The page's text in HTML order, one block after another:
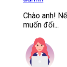
Chào anh!
muốn đổi...